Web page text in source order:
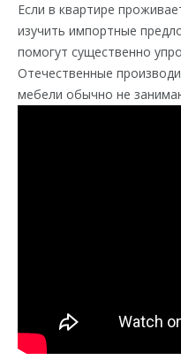
Если в квартире
изучить импортные
помогут существенно
Отечественные
мебели обычно не